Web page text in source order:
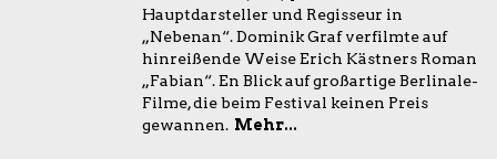
Hauptdarsteller und Regisseur in
„Nebenan“. Dominik Graf verfilmte auf
hinreißende Weise Erich Kästners Roman
„Fabian“. En Blick auf großartige Berlinale-
Filme, die beim Festival keinen Preis
gewannen. Mehr...